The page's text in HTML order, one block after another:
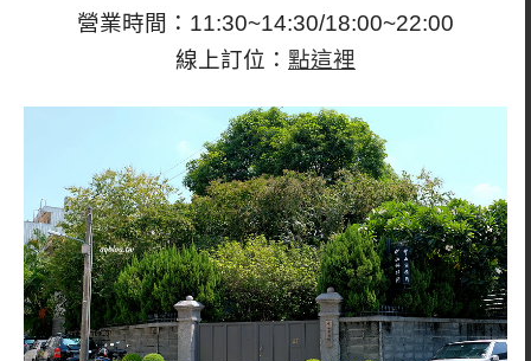
營業時間：11:30~14:30/18:00~22:00
線上訂位： 點這裡